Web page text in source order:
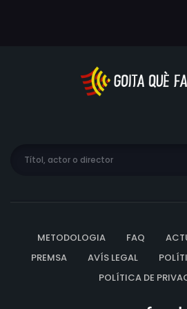
direcció del saloon i Lance sent el
seu protector.
METODOLOGIA FAQ
PREMSA
AVÍS LEGAL
POLÍTICA DE